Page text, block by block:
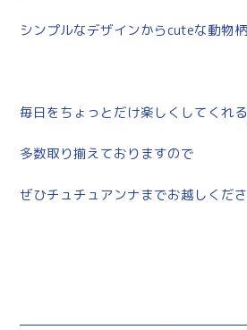
シンプルなデザインからcuteな動物
毎日をちょっとだけ楽しくしてくれ
多数取り揃えておりますので
ぜひチュチュアンナまでお越しくださ